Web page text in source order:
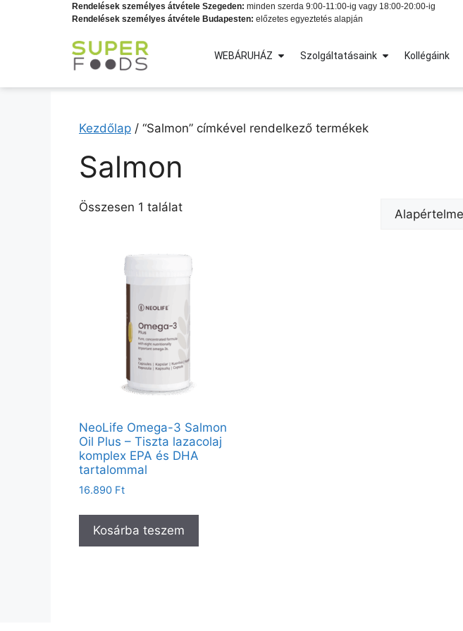
Rendelések személyes átvétele Szegeden: minden szerda 9:00-11:00-ig vagy 18:00-20:00-ig
Rendelések személyes átvétele Budapesten: előzetes egyeztetés alapján
WEBÁRUHÁZ Szolgáltatásaink Kollégáink
Kezdőlap / “Salmon” címkével rendelkező termékek
Salmon
Összesen 1 találat
NeoLife Omega-3 Salmon
Oil Plus – Tiszta lazacolaj
komplex EPA és DHA
tartalommal
16.890 Ft
Kosárba teszem